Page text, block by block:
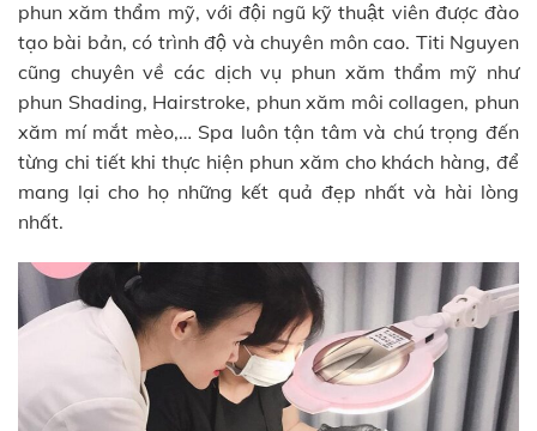
phun xăm thẩm mỹ, với đội ngũ kỹ thuật viên được đào
tạo bài bản, có trình độ và chuyên môn cao. Titi Nguyen
cũng chuyên về các dịch vụ phun xăm thẩm mỹ như
phun Shading, Hairstroke, phun xăm môi collagen, phun
xăm mí mắt mèo,… Spa luôn tận tâm và chú trọng đến
từng chi tiết khi thực hiện phun xăm cho khách hàng, để
mang lại cho họ những kết quả đẹp nhất và hài lòng
nhất.